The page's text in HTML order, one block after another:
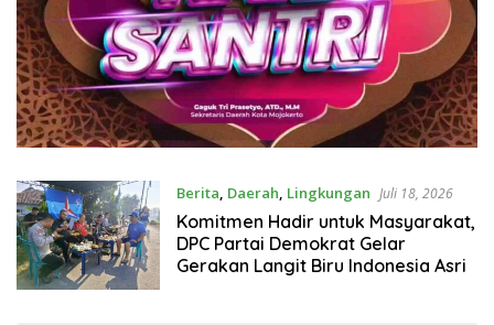
Berita, Daerah, Lingkungan Juli 18, 2026
Komitmen Hadir untuk Masyarakat,
DPC Partai Demokrat Gelar
Gerakan Langit Biru Indonesia Asri